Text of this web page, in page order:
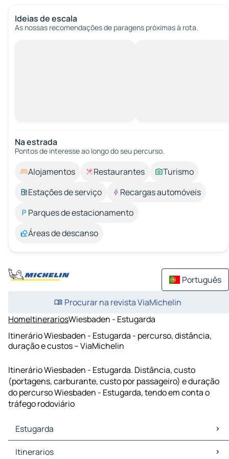
Ideias de escala
As nossas recomendações de paragens próximas à rota.
Na estrada
Pontos de interesse ao longo do seu percurso.
Alojamentos Restaurantes
Turismo
Estações de serviço
Recargas automóveis
Parques de estacionamento
Áreas de descanso
Português
Procurar na revista ViaMichelin
HomeItinerariosWiesbaden - Estugarda
Itinerário Wiesbaden - Estugarda - percurso, distância,
duração e custos – ViaMichelin
Itinerário Wiesbaden - Estugarda. Distância, custo
(portagens, carburante, custo por passageiro) e duração
do percurso Wiesbaden - Estugarda, tendo em conta o
tráfego rodoviário
Estugarda
Estugarda Mapas Plantas
Itinerarios